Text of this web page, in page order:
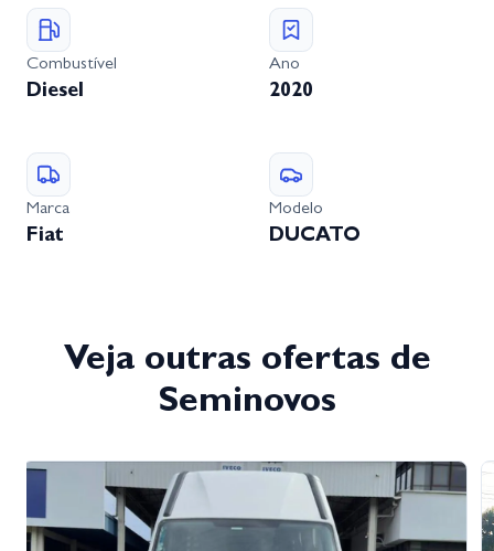
Combustível
Diesel
Ano
2020
Marca
Fiat
Modelo
DUCATO
Veja outras ofertas de
Seminovos